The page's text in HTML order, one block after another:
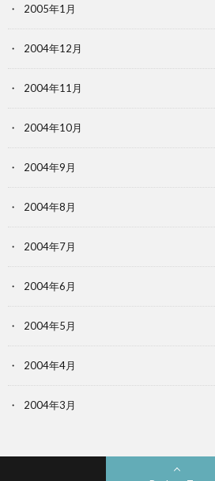
2005年1月
2004年12月
2004年11月
2004年10月
2004年9月
2004年8月
2004年7月
2004年6月
2004年5月
2004年4月
2004年3月